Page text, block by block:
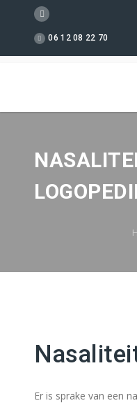
06 12 08 22 70
Er is sprake van een